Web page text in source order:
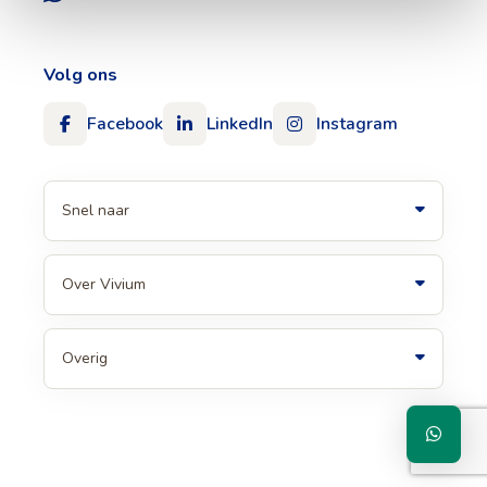
Snel naar
Over Vivium
Overig
Volg ons
Facebook LinkedIn Instagram